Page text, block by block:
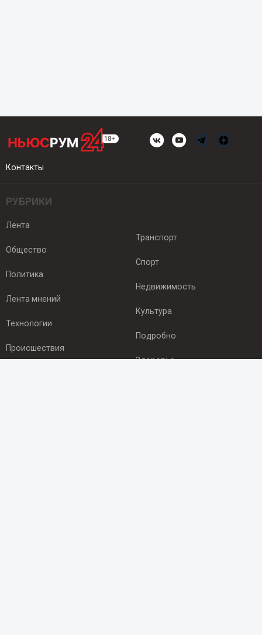
Контакты
РУБРИКИ
Лента
Общество
Политика
Лента мнений
Технологии
Происшествия
Транспорт
Спорт
Недвижимость
Культура
Подробно
Здоровье